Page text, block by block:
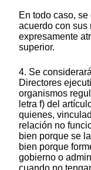
En todo caso,
acuerdo con sus
expresamente
superior.
4. Se
Directores
organismos
letra f) del
quienes,
relación no
bien porque se
bien porque
gobierno o
cuando no